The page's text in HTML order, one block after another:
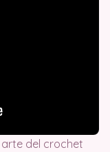
del crochet